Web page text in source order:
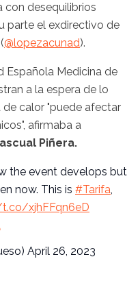
con desequilibrios
parte el exdirectivo de
(@lopezacunad).
Española Medicina de
a la espera de lo
de calor "puede afectar
afirmaba a
Piñera.
the event develops but
now. This is #Tarifa,
xjhFFqn6eD
April 26, 2023